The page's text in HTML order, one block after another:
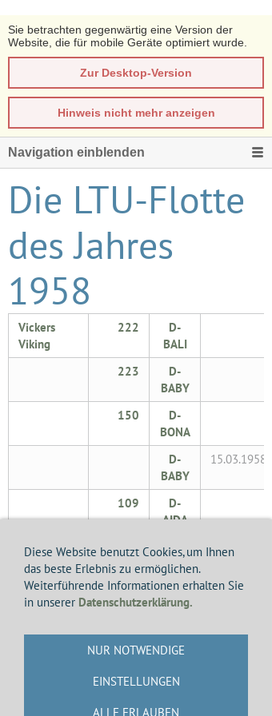
Sie betrachten gegenwärtig eine Version der
Website, die für mobile Geräte optimiert wurde.
Zur Desktop-Version
Hinweis nicht mehr anzeigen
Navigation einblenden
Die LTU-Flotte
des Jahres
1958
Vickers
Viking
222
D-
BALI
223
D-
BABY
150
D-
BONA
D-
BABY
15.03.1958
109
D-
AIDA
D-
BETA
06.03.1958
Bristol 170
Mk. 31
12791
D-
BODO
C-54D-1-
10563/
294
D-
AMIR
24.03.1958
18333/
D-
Diese Website benutzt Cookies, um Ihnen
das beste Erlebnis zu ermöglichen.
Weiterführende Informationen erhalten Sie
in unserer Datenschutzerklärung.
NUR NOTWENDIGE
EINSTELLUNGEN
ALLE ERLAUBEN